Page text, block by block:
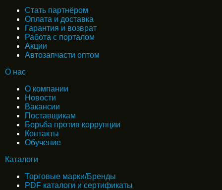
Стать партнёром
Оплата и доставка
Гарантия и возврат
Работа с порталом
Акции
Автозапчасти оптом
О нас
О компании
Новости
Вакансии
Поставщикам
Борьба против коррупции
Контакты
Обучение
Каталоги
Торговые марки/Бренды
PDF каталоги и сертификаты